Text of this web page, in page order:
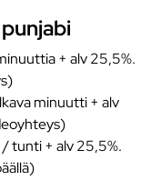
+ alv 25,5%.
minuutti + alv
tunti + alv 25,5%.